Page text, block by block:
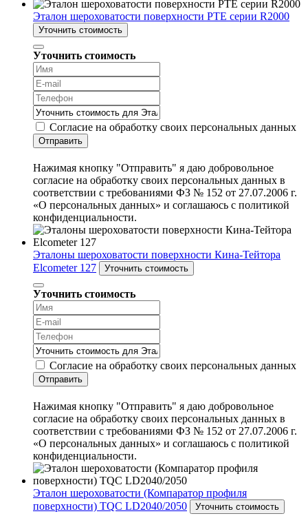
Эталон шероховатости поверхности PTE серии R2000
Уточнить стоимость
Уточнить стоимость
Согласие на обработку своих персональных данных
Отправить
Нажимая кнопку "Отправить" я даю добровольное
согласие на обработку своих персональных данных в
соответствии с требованиями ФЗ № 152 от 27.07.2006 г.
«О персональных данных» и соглашаюсь с политикой
конфиденциальности.
Эталоны шероховатости поверхности Кина-Тейтора
Elcometer 127
Уточнить стоимость
Уточнить стоимость
Согласие на обработку своих персональных данных
Отправить
Нажимая кнопку "Отправить" я даю добровольное
согласие на обработку своих персональных данных в
соответствии с требованиями ФЗ № 152 от 27.07.2006 г.
«О персональных данных» и соглашаюсь с политикой
конфиденциальности.
Эталон шероховатости (Компаратор профиля
поверхности) TQC LD2040/2050
Уточнить стоимость